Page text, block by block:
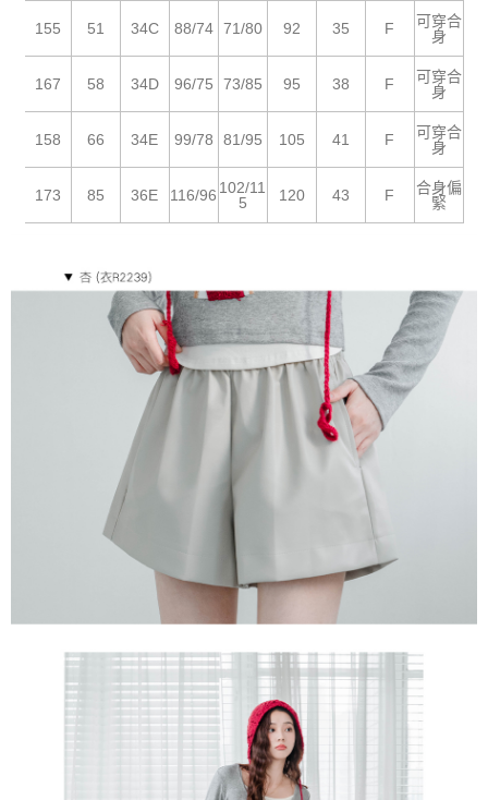
155 51 34C 88/74 71/80 92 35 F
可穿合
身
167 58 34D 96/75 73/85 95 38 F
可穿合
身
158 66 34E 99/78 81/95 105 41 F
可穿合
身
173 85 36E 116/96 102/11
5
120 43 F
合身偏
緊